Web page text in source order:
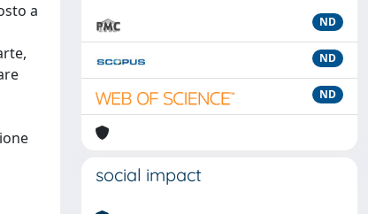
a
ND
ND
ND
social impact